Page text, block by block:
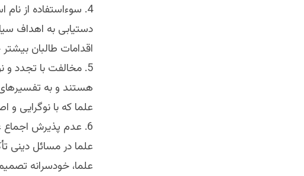
4. سوءاستفاده از نام
دستیابی به اهداف
اقدامات طالبان
5. مخالفت با تجدد
هستند و به
علما که با نوگرایی و
6. عدم پذیرش اجماع
علما در مسائل دینی
علما، خودسرانه